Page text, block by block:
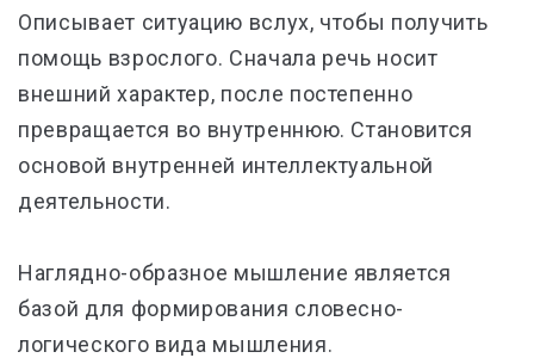
Описывает ситуацию вслух, чтобы получить
помощь взрослого. Сначала речь носит
внешний характер, после постепенно
превращается во внутреннюю. Становится
основой внутренней интеллектуальной
деятельности.
Наглядно-образное мышление является
базой для формирования словесно-
логического вида мышления.